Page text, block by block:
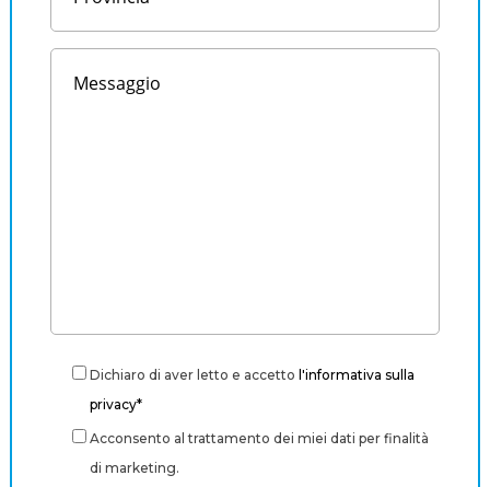
Dichiaro di aver letto e accetto l'informativa sulla
privacy*
Acconsento al trattamento dei miei dati per finalità
di marketing.